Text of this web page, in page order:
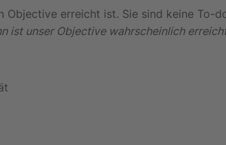
erreicht ist. Sie sind keine To-
ist unser Objective wahrscheinlich